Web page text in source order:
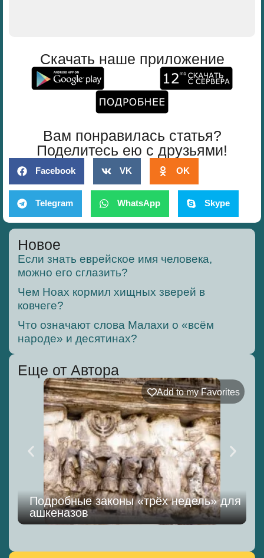
Скачать наше приложение
Вам понравилась статья?
Поделитесь ею с друзьями!
Facebook VK OK
Telegram WhatsApp Skype
Новое
Если знать еврейское имя человека,
можно его сглазить?
Чем Ноах кормил хищных зверей в
ковчеге?
Что означают слова Малахи о «всём
народе» и десятинах?
Еще от Автора
Add to my Favorites
Подробные законы «трёх недель» для
ашкеназов